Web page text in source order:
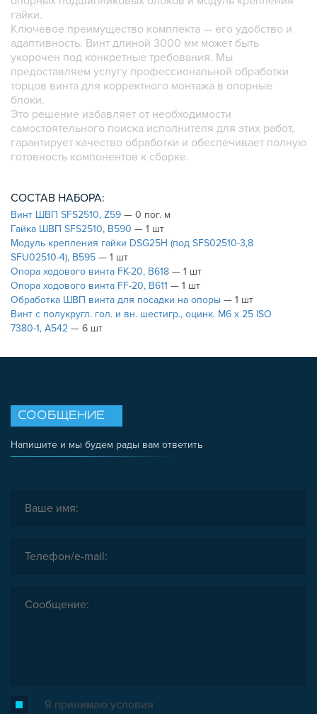
ШАРНИРНЫЕ И ПОДВИЖНЫЕ СОЕДИНИТЕЛИ
ЗАГЛУШКИ
НАБОРЫ
ПЕТЛИ, РУЧКИ, ЗАМКИ, ЗАЩЕЛКИ
ЭЛЕМЕНТЫ ДЛЯ КРЕПЛЕНИЯ КАБЕЛЕЙ,
ПАНЕЛЕЙ, ЛИСТА, СЕТКИ
ОПОРЫ, ПОДВЕСЫ
КОМПОНЕНТЫ ДЛЯ КОНВЕЙЕРОВ
МЕТРИЧЕСКИЙ КРЕПЕЖ
ПЛАСТИКОВЫЕ КОРОБКИ
гайки.
Ключевое преимущество комплекта — его удобство и
адаптивность. Винт длиной 3000 мм может быть
укорочен под конкретные требования. Мы
предоставляем услугу профессиональной обработки
торцов винта для корректного монтажа в опорные
блоки.
Это решение избавляет от необходимости
самостоятельного поиска исполнителя для этих работ,
гарантирует качество обработки и обеспечивает полную
готовность компонентов к сборке.
СОСТАВ НАБОРА:
Винт ШВП SFS2510, Z59 — 0 пог. м
Гайка ШВП SFS2510, B590 — 1 шт
Модуль крепления гайки DSG25H (под SFS02510-3,8
SFU02510-4), B595 — 1 шт
Опора ходового винта FK-20, B618 — 1 шт
Опора ходового винта FF-20, B611 — 1 шт
Обработка ШВП винта для посадки на опоры — 1 шт
Винт с полукругл. гол. и вн. шестигр., оцинк. М6 х 25 ISO
7380-1, A542 — 6 шт
СООБЩЕНИЕ
Напишите и мы будем рады вам ответить
Я принимаю условия